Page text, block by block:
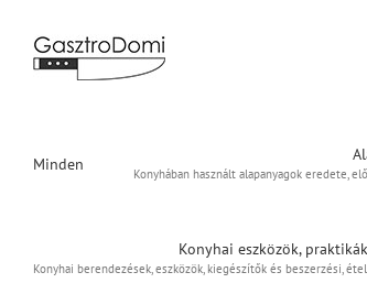
Minden
Konyhában használt alapanyagok eredete,
Konyhai eszközök, praktikák
Konyhai berendezések, eszközök, kiegészítők és beszerzési,